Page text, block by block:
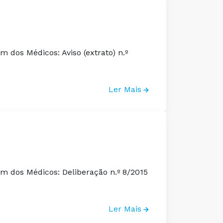
dos Médicos: Aviso (extrato) n.º
Ler Mais
dos Médicos: Deliberação n.º 8/2015
Ler Mais